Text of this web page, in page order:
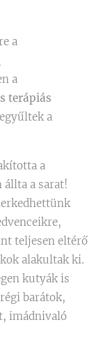
a
a
terápiás
a
a
a sarat!
teljesen eltérő
alakultak ki.
kutyák is
barátok,
imádnivaló